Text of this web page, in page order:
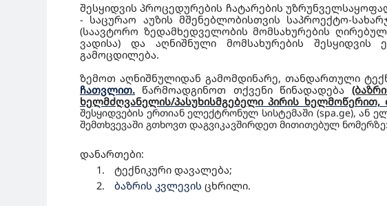
შესყიდვის პროცედურების ჩატარების
- საცურაო აუზის მშენებლობისთვის საპროექტო-
(საავტორო ზედამხედველობის მომსახურების
ვადისა) და აღნიშნული მომსახურების შესყიდვის
გამოცდილება.
ზემოთ აღნიშნულიდან გამომდინარე, თანდართული
ჩათვლით. წარმოადგინოთ თქვენი წინადადება
ხელმძღვანელის/პასუხისმგებელი პირის
შესყიდვებისერთიან ელექტრონულ სისტემაში (spa.ge), ან
შემთხვევაში გთხოვთ დაგვიკავშირდეთ მითითებულ ნომერზე:
დანართები:
1.
ტექნიკური დავალება;
2.
ბაზრის კვლევის ცხრილი.